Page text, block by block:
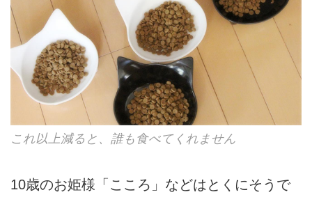
これ以上減ると、誰も食べてくれません
10歳のお姫様「こころ」などはとくにそうで